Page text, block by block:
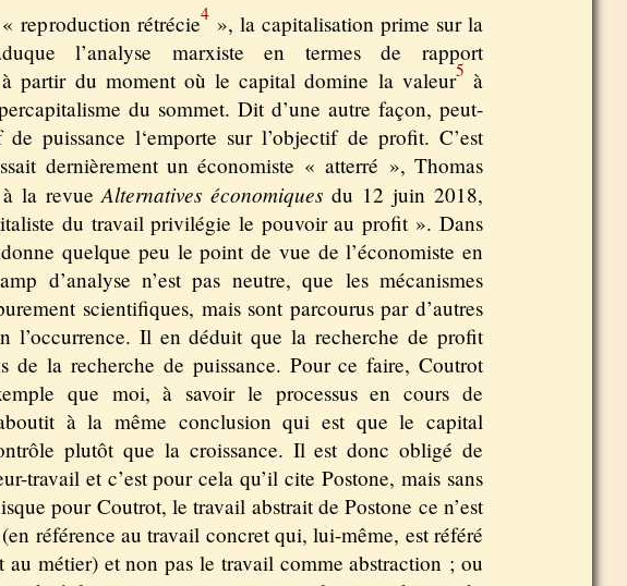
reproduction rétrécie4», la capitalisation prime sur la
l’analyse marxiste en termes de rapport
à partir du moment où le capital domine la valeur5 à
du sommet. Dit d’une autre façon, peut-
puissance l‘emporte sur l’objectif de profit. C’est
dernièrement un économiste « atterré », Thomas
à la revueAlternatives économiques du 12 juin 2018,
du travail privilégie le pouvoir au profit ». Dans
quelque peu le point de vue de l’économiste en
d’analyse n’est pas neutre, que les mécanismes
scientifiques, mais sont parcourus par d’autres
l’occurrence. Il en déduit que la recherche de profit
de la recherche de puissance. Pour ce faire, Coutrot
que moi, à savoir le processus en cours de
à la même conclusion qui est que le capital
plutôt que la croissance. Il est donc obligé de
travail et c’est pour cela qu’il cite Postone, mais sans
pour Coutrot, le travail abstrait de Postone ce n’est
référence au travail concret qui, lui-même, est référé
métier) et non pas le travail comme abstraction ; ou